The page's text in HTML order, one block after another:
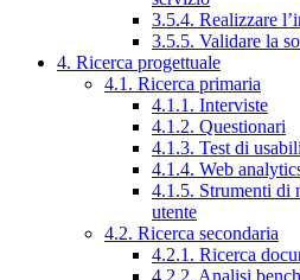
3.5.4. Realizzare
3.5.5. Validare la
4. Ricerca progettuale
4.1. Ricerca primaria
4.1.1. Interviste
4.1.2. Questionari
4.1.3. Test di
4.1.4. Web
4.1.5. Strumenti di
utente
4.2. Ricerca secondaria
4.2.1. Ricerca
4.2.2. Analisi